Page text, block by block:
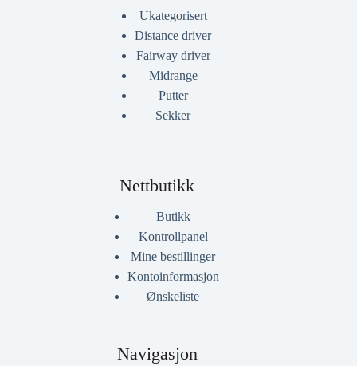
Ukategorisert
Distance driver
Fairway driver
Midrange
Putter
Sekker
Nettbutikk
Butikk
Kontrollpanel
Mine bestillinger
Kontoinformasjon
Ønskeliste
Navigasjon